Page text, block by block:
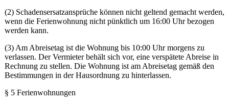
(2) Schadensersatzansprüche können nicht geltend gemacht werden,
wenn die Ferienwohnung nicht pünktlich um 16:00 Uhr bezogen
werden kann.
(3) Am Abreisetag ist die Wohnung bis 10:00 Uhr morgens zu
verlassen. Der Vermieter behält sich vor, eine verspätete Abreise in
Rechnung zu stellen. Die Wohnung ist am Abreisetag gemäß den
Bestimmungen in der Hausordnung zu hinterlassen.
§ 5 Ferienwohnungen